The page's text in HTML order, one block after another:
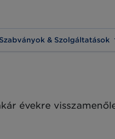
Szabványok & Szolgáltatások
évekre